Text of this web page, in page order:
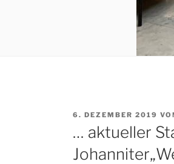
VERÖFFENTLICHT
6. DEZEMBER 2019
… aktueller